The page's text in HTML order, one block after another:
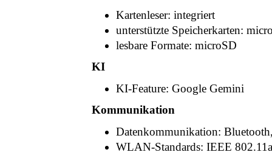
Kartenleser: integriert
unterstützte Speicherkarten:
lesbare Formate: microSD
KI
KI-Feature: Google Gemini
Kommunikation
Datenkommunikation:
WLAN-Standards: IEEE